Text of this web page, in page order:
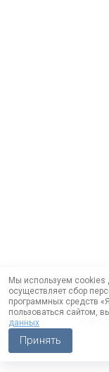
Мы используем cookies
осуществляет сбор
программных средств
пользоваться сайтом,
данных
Принять